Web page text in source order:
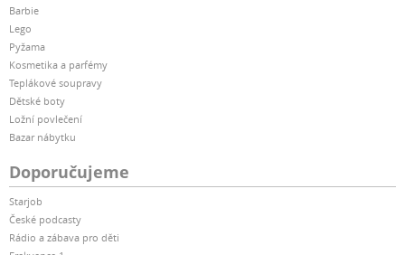
Barbie
Lego
Pyžama
Kosmetika a parfémy
Teplákové soupravy
Dětské boty
Ložní povlečení
Bazar nábytku
Doporučujeme
Starjob
České podcasty
Rádio a zábava pro děti